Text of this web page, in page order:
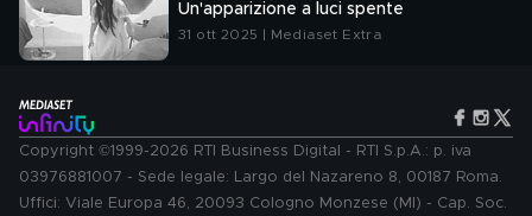
Un'apparizione a luci spente
31 ott 2025 | Mediaset Extra
Copyright ©1999-2026 RTI Business Digital - RTI S.p.A.: p. iva
03976881007 - Sede legale: Largo del Nazareno 8, 00187 Roma.
Uffici: Viale Europa 46, 20093 Cologno Monzese (MI) - Cap. Soc.